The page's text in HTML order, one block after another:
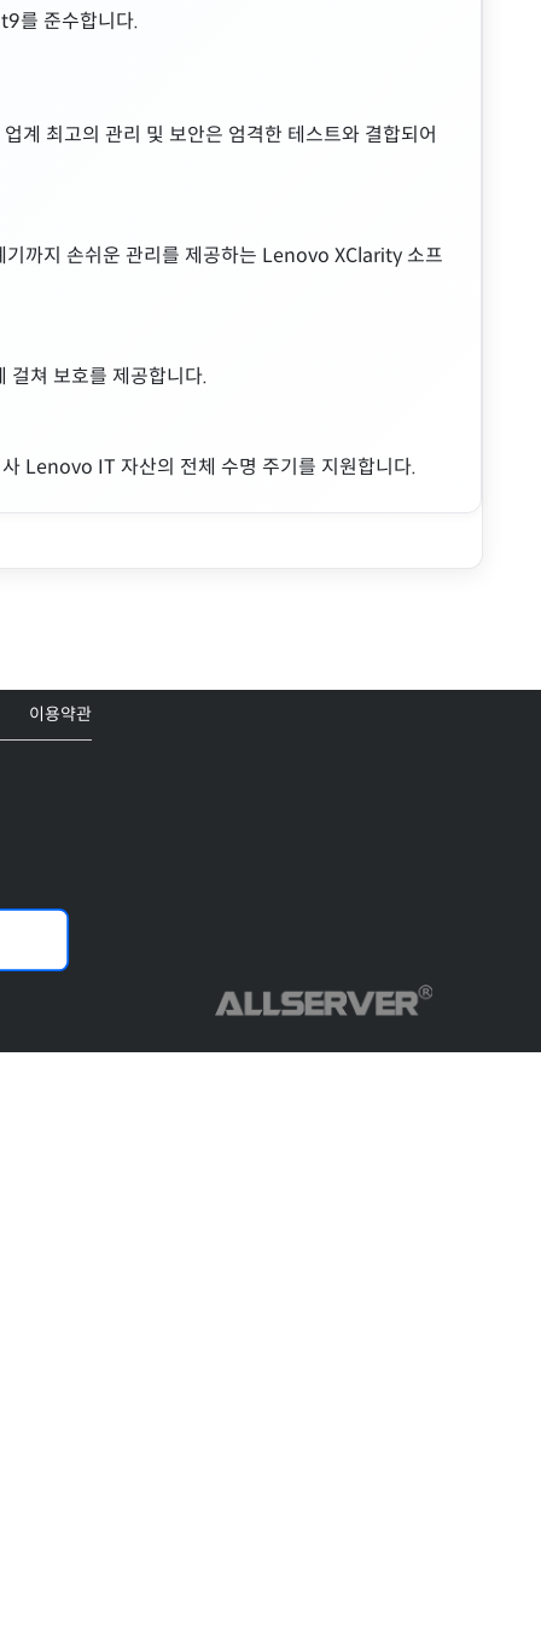
를 준수합니다.
계 최고의 관리 및 보안은 엄격한 테스트와 결합되어
까지 손쉬운 관리를 제공하는 Lenovo XClarity 소프
쳐 보호를 제공합니다.
Lenovo IT 자산의 전체 수명 주기를 지원합니다.
이용약관